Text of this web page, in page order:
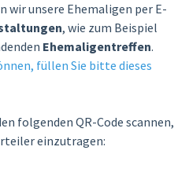
wir unsere Ehemaligen per E-
, wie zum Beispiel
Ehemaligentreffen.
füllen Sie bitte dieses
folgenden QR-Code scannen,
einzutragen: